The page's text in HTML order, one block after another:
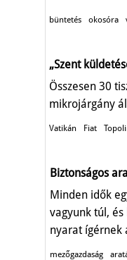
büntetés okosóra
„Szent
Összesen 30
mikrojárgány
Vatikán Fiat
Biztonságos
Minden idők
vagyunk túl,
nyarat ígérnek
mezőgazdaság